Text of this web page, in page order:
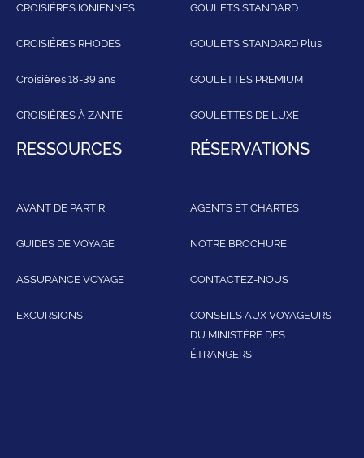
CROISIÈRES IONIENNES
CROISIÈRES RHODES
Croisières 18-39 ans
CROISIÈRES À ZANTE
GOULETS STANDARD
GOULETS STANDARD Plus
GOULETTES PREMIUM
GOULETTES DE LUXE
RESSOURCES
AVANT DE PARTIR
GUIDES DE VOYAGE
ASSURANCE VOYAGE
EXCURSIONS
RÉSERVATIONS
AGENTS ET CHARTES
NOTRE BROCHURE
CONTACTEZ-NOUS
CONSEILS AUX VOYAGEURS
DU MINISTÈRE DES
ÉTRANGERS